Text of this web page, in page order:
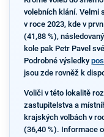
volebních klání. Velmi
v roce 2023, kde v
(41,88 %),
kole pak Petr Pavel
Podrobné výsledky
jsou zde rovněž k
Voliči v této lokalitě
zastupitelstva a
krajských volbách v
(36,40 %). Informace